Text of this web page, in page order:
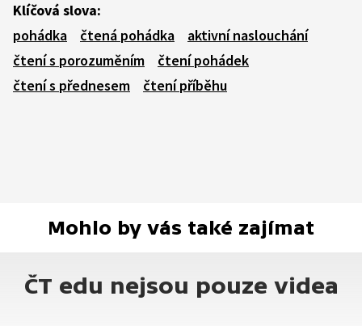
Klíčová slova:
pohádka
čtená pohádka
aktivní naslouchání
čtení s porozuměním
čtení pohádek
čtení s přednesem
čtení příběhu
Mohlo by vás také zajímat
ČT edu nejsou pouze videa